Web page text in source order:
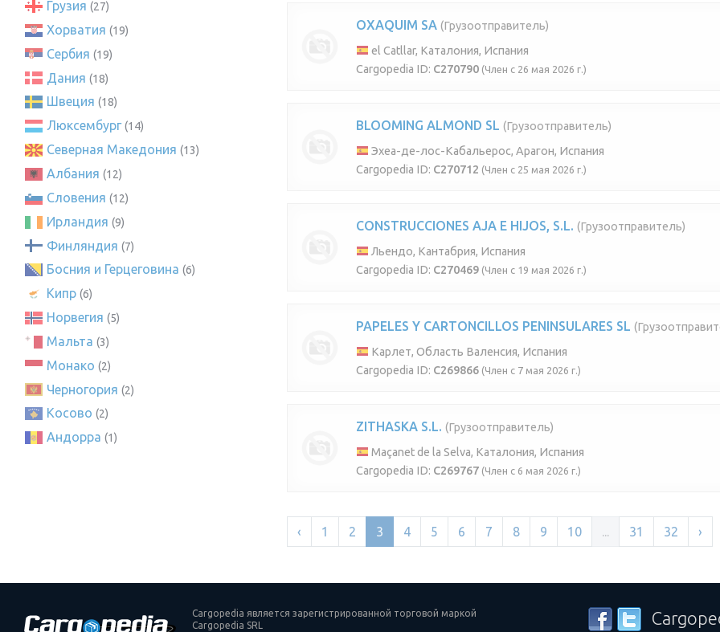
Грузия (27)
Хорватия (19)
Сербия (19)
Дания (18)
Швеция (18)
Люксембург (14)
Северная Македония (13)
Албания (12)
Словения (12)
Ирландия (9)
Финляндия (7)
Босния и Герцеговина (6)
Кипр (6)
Норвегия (5)
Мальта (3)
Монако (2)
Черногория (2)
Косово (2)
Андорра (1)
OXAQUIM SA (Грузоотправитель)
el Catllar, Каталония, Испания
Cargopedia ID: C270790 (Член с 26 мая 2026 г.)
BLOOMING ALMOND SL (Грузоотправитель)
Эхеа-де-лос-Кабальерос, Арагон, Испания
Cargopedia ID: C270712 (Член с 25 мая 2026 г.)
CONSTRUCCIONES AJA E HIJOS, S.L. (Грузоотправитель)
Льендо, Кантабрия, Испания
Cargopedia ID: C270469 (Член с 19 мая 2026 г.)
PAPELES Y CARTONCILLOS PENINSULARES SL
Карлет, Область Валенсия, Испания
Cargopedia ID: C269866 (Член с 7 мая 2026 г.)
ZITHASKA S.L. (Грузоотправитель)
Maçanet de la Selva, Каталония, Испания
Cargopedia ID: C269767 (Член с 6 мая 2026 г.)
‹ 1 2 3 4 5 6 7 8 9 10 ... 31 32 ›
Cargopedia является зарегистрированной торговой маркой
Cargopedia SRL